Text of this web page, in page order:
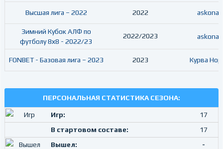
Высшая лига – 2022 2022 askona
Зимний Кубок АЛФ по
футболу 8х8 - 2022/23
2022/2023 askona
FONBET - Базовая лига – 2023 2023 Курва
ПЕРСОНАЛЬНАЯ СТАТИСТИКА СЕЗОНА:
Игр:
17
В стартовом составе:
17
Вышел:
-